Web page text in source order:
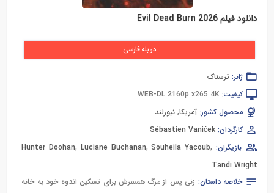
دانلود فیلم Evil Dead Burn 2026
دوبله فارسی
ژانر: ترسناک
کیفیت: WEB-DL 2160p x265 4K
محصول کشور: آمریکا, نیوزلند
کارگردان: Sébastien Vaniček
بازیگران:
Hunter Doohan, Luciane Buchanan,Souheila Yacoub,
Tandi Wright
خلاصه داستان: زنی پس از مرگ همسرش برای تسکین اندوه خود به خانه